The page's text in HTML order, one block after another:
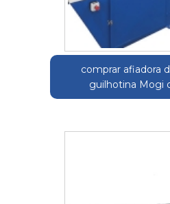
comprar afiadora
guilhotina Mogi